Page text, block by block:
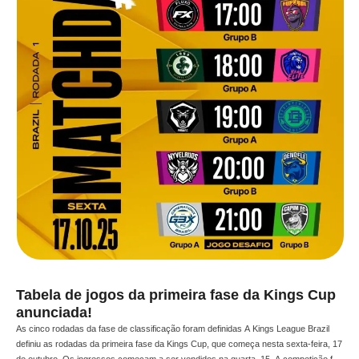
Tabela de jogos da primeira fase da Kings Cup
anunciada!
As cinco rodadas da fase de classificação foram definidas A Kings League Brazil
definiu as rodadas da primeira fase da Kings Cup, que começa nesta sexta-feira, 17